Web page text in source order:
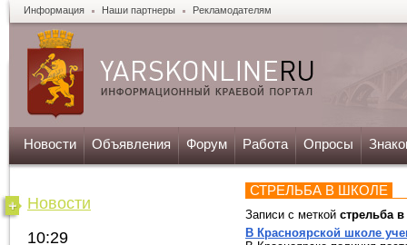
Информация Наши партнеры Рекламодателям
Новости Объявления Форум Работа Опросы
Новости
10:29
СТРЕЛЬБА В ШКОЛЕ
Записи с меткой стрельба
В Красноярской школе